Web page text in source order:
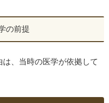
の前提
、当時の医学が依拠して